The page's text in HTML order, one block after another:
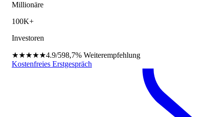
Millionäre
100K+
Investoren
★★★★★4.9/598,7% Weiterempfehlung
Kostenfreies Erstgespräch